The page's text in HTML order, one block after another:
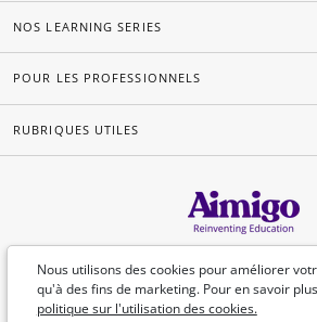
Nous utilisons des cookies pour améliorer
qu'à des fins de marketing. Pour en savoir
politique sur l'utilisation des cookies.
NOS LEARNING SERIES
POUR LES PROFESSIONNELS
RUBRIQUES UTILES
Français
©Aimigo 2026